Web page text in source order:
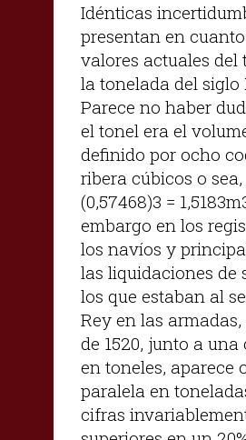
Idénticas
presentan en
valores actuales del
la tonelada del siglo
Parece no haber
el tonel era el
definido por ocho
ribera cúbicos o
(0,57468)3 =
embargo en los
los navíos y
las liquidaciones de
los que estaban al
Rey en las
de 1520, junto a
en toneles, aparece
paralela en
cifras